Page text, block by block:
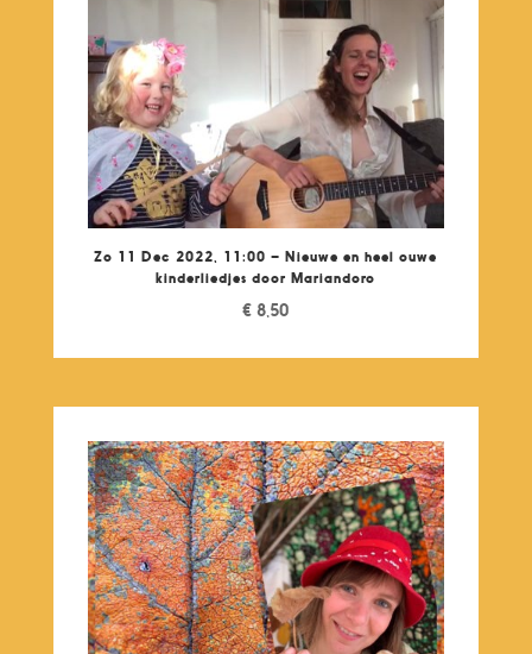
Zo 11 Dec 2022, 11:00 – Nieuwe en heel ouwe
kinderliedjes door Mariandoro
€ 8,50